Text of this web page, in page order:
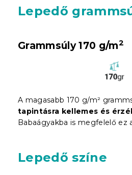
Lepedő
Grammsúly 170 g/m2
A magasabb 170 g/m²
tapintásra kellemes és
Babaágyakba is megfelelő ez
Lepedő színe